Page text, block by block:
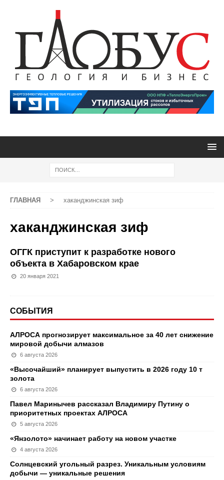
ГЛАВНАЯ > хаканджинская зиф
хаканджинская зиф
ОГГК приступит к разработке нового
объекта в Хабаровском крае
20 января 2021
СОБЫТИЯ
АЛРОСА прогнозирует максимальное за 40 лет снижение
мировой добычи алмазов
6 августа 2026
«Высочайший» планирует выпустить в 2026 году 10 т
золота
6 августа 2026
Павел Маринычев рассказал Владимиру Путину о
приоритетных проектах АЛРОСА
5 августа 2026
«Янзолото» начинает работу на новом участке
4 августа 2026
Солнцевский угольный разрез. Уникальным условиям
добычи — уникальные решения